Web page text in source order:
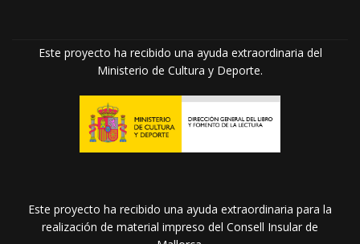
Este proyecto ha recibido una ayuda extraordinaria del
Ministerio de Cultura y Deporte.
Este proyecto ha recibido una ayuda extraordinaria para la
realización de material impreso del Consell Insular de